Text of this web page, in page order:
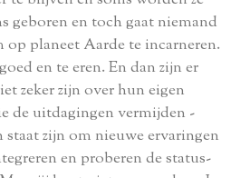
geboren en toch gaat niemand
planeet Aarde te incarneren.
en te eren. En dan zijn er
zeker zijn over hun eigen
de uitdagingen vermijden -
zijn om nieuwe ervaringen
en proberen de status-